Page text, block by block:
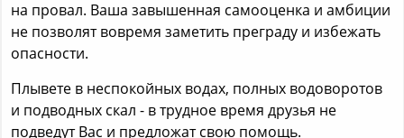
на провал. Ваша завышенная самооценка и амбиции
не позволят вовремя заметить преграду и избежать
опасности.
Плывете в неспокойных водах, полных водоворотов
и подводных скал - в трудное время друзья не
подведут Вас и предложат свою помощь.